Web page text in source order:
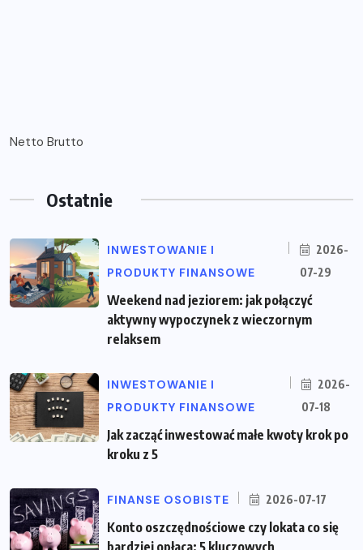
Netto Brutto
Ostatnie
INWESTOWANIE I
PRODUKTY FINANSOWE
2026-
07-29
Weekend nad jeziorem: jak połączyć
aktywny wypoczynek z wieczornym
relaksem
INWESTOWANIE I
PRODUKTY FINANSOWE
2026-
07-18
Jak zacząć inwestować małe kwoty krok po
kroku z 5
FINANSE OSOBISTE 2026-07-17
Konto oszczędnościowe czy lokata co się
bardziej opłaca: 5 kluczowych